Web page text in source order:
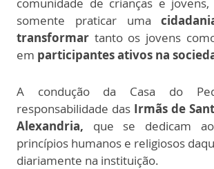
somente praticar uma
transformar tanto os jovens
em participantes ativos na
A condução da Casa do
responsabilidade das Irmãs de
Alexandria, que se dedicam
princípios humanos e religiosos
diariamente na instituição.